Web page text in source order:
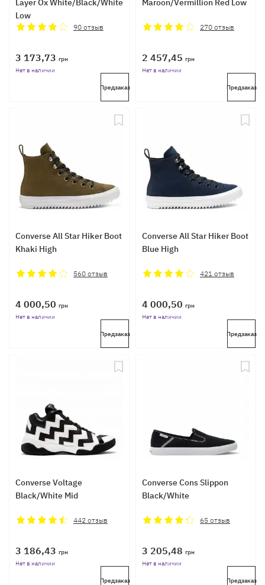
Low
90отзыв
3 173,73 грн
Нет в наличии
Предзаказ
270отзыв
2 457,45 грн
Нет в наличии
Предзаказ
Converse All Star Hiker Boot
Khaki High
560отзыв
4 000,50 грн
Нет в наличии
Предзаказ
Converse All Star Hiker Boot
Blue High
421 отзыв
4 000,50 грн
Нет в наличии
Предзаказ
Converse Voltage
Black/White Mid
442 отзыв
3 186,43 грн
Нет в наличии
Предзаказ
Converse Cons Slippon
Black/White
65отзыв
3 205,48 грн
Нет в наличии
Предзаказ